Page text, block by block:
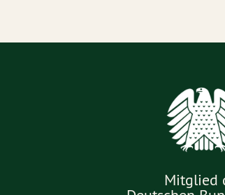
Mitglied